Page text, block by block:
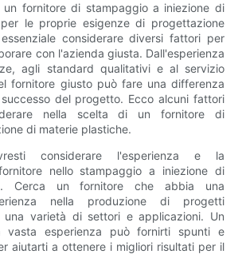
un fornitore di stampaggio a iniezione di
le proprie esigenze di progettazione
considerare diversi fattori per
con l'azienda giusta. Dall'esperienza
agli standard qualitativi e al servizio
fornitore giusto può fare una differenza
del progetto. Ecco alcuni fattori
nella scelta di un fornitore di
di materie plastiche.
considerare l'esperienza e la
nello stampaggio a iniezione di
Cerca un fornitore che abbia una
nella produzione di progetti
una varietà di settori e applicazioni. Un
vasta esperienza può fornirti spunti e
aiutarti a ottenere i migliori risultati per il